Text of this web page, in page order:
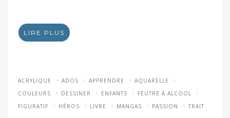
LIRE PLUS
ACRYLIQUE ADOS APPRENDRE
AQUARELLE
COULEURS
DESSINER ENFANTS
FEUTRE À ALCOOL
FIGURATIF
HÉROS LIVRE MANGAS PASSION TRAIT